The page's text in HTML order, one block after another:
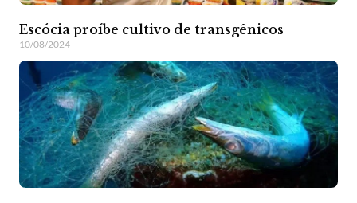
Escócia proíbe cultivo de transgênicos
10/08/2024